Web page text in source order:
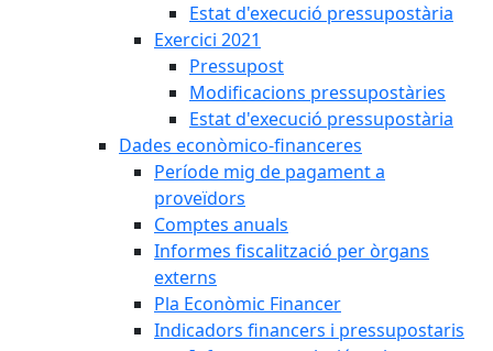
Estat d'execució pressupostària
Exercici 2021
Pressupost
Modificacions pressupostàries
Estat d'execució pressupostària
Dades econòmico-financeres
Període mig de pagament a
proveïdors
Comptes anuals
Informes fiscalització per òrgans
externs
Pla Econòmic Financer
Indicadors financers i pressupostaris